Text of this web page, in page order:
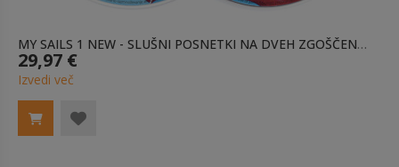
MY SAILS 1 NEW - SLUŠNI POSNETKI NA DVEH ZGOŠČENKAH
29,97 €
Izvedi več